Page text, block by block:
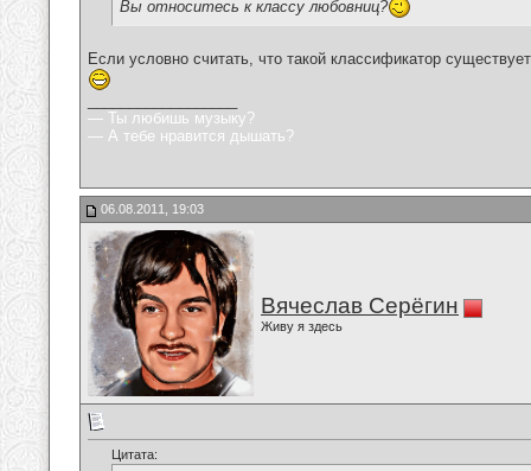
Вы относитесь к классу любовниц?
Если условно считать, что такой классификатор
— Ты любишь музыку?
— А тебе нравится дышать?
06.08.2011, 19:03
Вячеслав Серёгин
Живу я здесь
Цитата: